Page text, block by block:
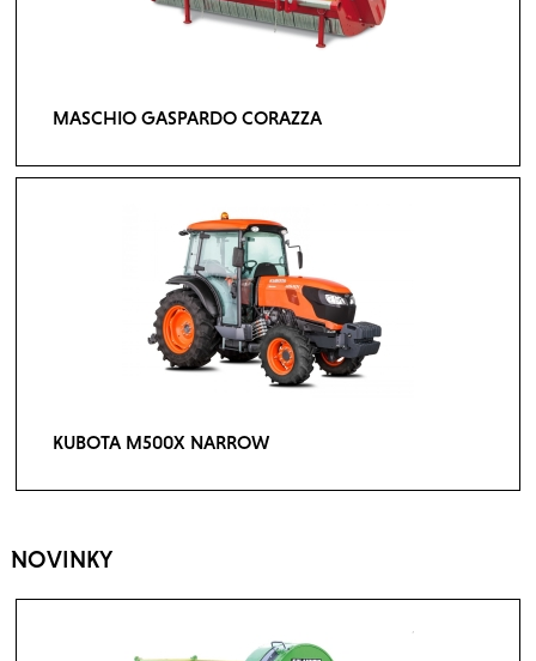
MASCHIO GASPARDO CORAZZA
KUBOTA M500X NARROW
NOVINKY